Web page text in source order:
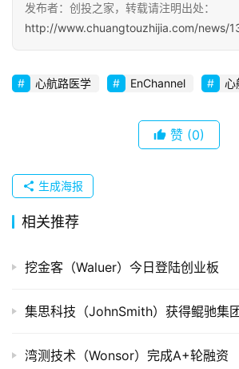
企
业
品
牌
并
购
重
上
投稿
发布者：创投之家，转载请注明出处：
http://www.chuangtouzhijia.com/news/
心航路医学 EnChannel 心
赞 (0)
生成海报
相关推荐
挖金客（Waluer）今日登陆创业板
集思科技（JohnSmith）获得鲲驰集
湾测技术（Wonsor）完成A+轮融资